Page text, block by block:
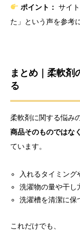
ポイント： サイ
た」という声を参考
まとめ｜柔軟剤
る
柔軟剤に関する悩み
商品そのものではな
ています。
入れるタイミング
洗濯物の量や干し
洗濯槽を清潔に保
これだけでも、